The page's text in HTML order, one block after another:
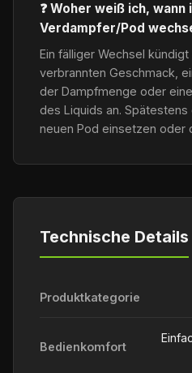
❓ Woher weiß ich, wann
Verdampfer/Pod
Ein fälliger Wechsel
verbrannten Geschmack,
der Dampfmenge oder
des Liquids an.
neuen Pod einsetzen oder
Technische Details
Produktkategorie
Bedienkomfort